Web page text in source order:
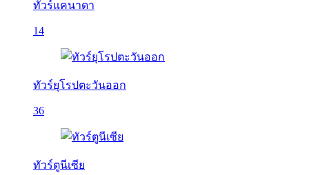
ทัวร์แคนาดา
14
ทัวร์ยุโรปตะวันออก
36
ทัวร์ตูนีเซีย